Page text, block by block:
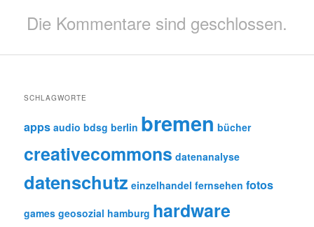
Die Kommentare sind geschlossen.
SCHLAGWORTE
apps audio bdsg berlin bremen bücher
creativecommons datenanalyse
datenschutz einzelhandel fernsehen fotos
games geosozial hamburg hardware